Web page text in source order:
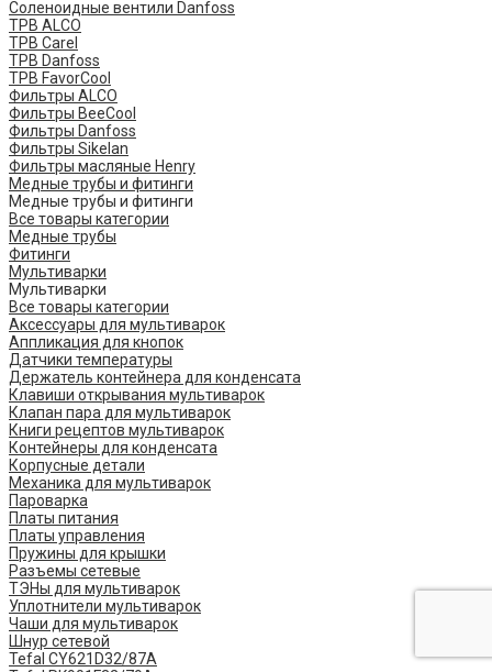
Соленоидные вентили Danfoss
ТРВ ALCO
ТРВ Carel
ТРВ Danfoss
ТРВ FavorCool
Фильтры ALCO
Фильтры BeeCool
Фильтры Danfoss
Фильтры Sikelan
Фильтры масляные Henry
Медные трубы и фитинги
Медные трубы и фитинги
Все товары категории
Медные трубы
Фитинги
Мультиварки
Мультиварки
Все товары категории
Аксессуары для мультиварок
Аппликация для кнопок
Датчики температуры
Держатель контейнера для конденсата
Клавиши открывания мультиварок
Клапан пара для мультиварок
Книги рецептов мультиварок
Контейнеры для конденсата
Корпусные детали
Механика для мультиварок
Пароварка
Платы питания
Платы управления
Пружины для крышки
Разъемы сетевые
ТЭНы для мультиварок
Уплотнители мультиварок
Чаши для мультиварок
Шнур сетевой
Tefal CY621D32/87A